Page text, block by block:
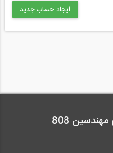
808